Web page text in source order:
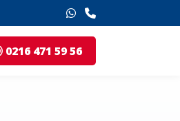
0216 471 59 56